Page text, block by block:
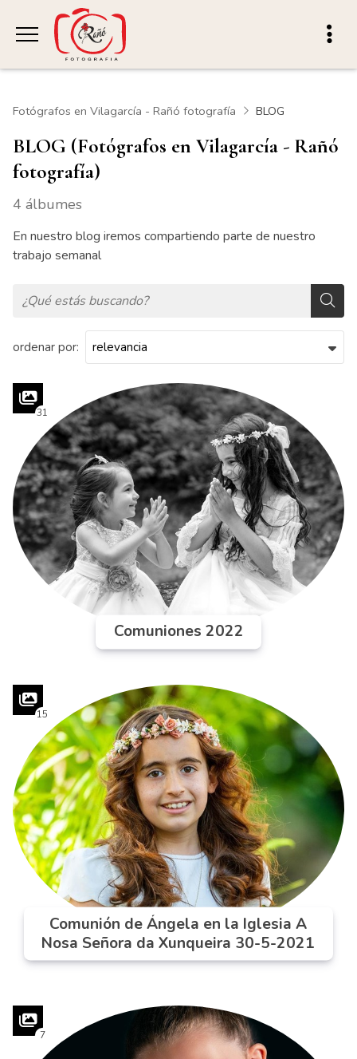
Fotógrafos en Vilagarcía - Rañó fotografía BLOG
BLOG (Fotógrafos en Vilagarcía - Rañó
fotografía)
4 álbumes
En nuestro blog iremos compartiendo parte de nuestro
trabajo semanal
ordenar por:
Comuniones 2022
31
Comunión de Ángela en la Iglesia A
Nosa Señora da Xunqueira 30-5-2021
15
7